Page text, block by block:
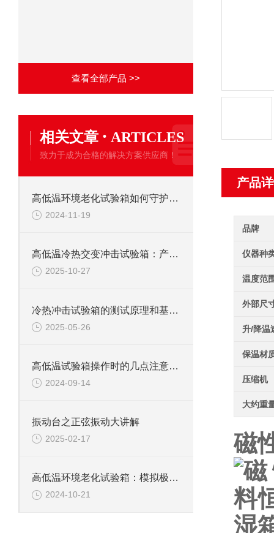
查看全部产品 >>
相关文章 · ARTICLES
致力于成为合格的解决方案供应商！
高低温环境老化试验箱如何守护产品质量？
2024-11-19
高低温冷热交变冲击试验箱：产品耐候性
2025-10-27
冷热冲击试验箱的测试原理和基本概念
2025-05-26
高低温试验箱操作时的几点注意事项
2024-09-14
振动台之正弦振动大讲解
2025-02-17
高低温环境老化试验箱：模拟极限环境的测试利器
2024-10-21
产品
品牌
仪器种
温度范
外部尺
升/降温
保温材
压缩机
大约重
磁